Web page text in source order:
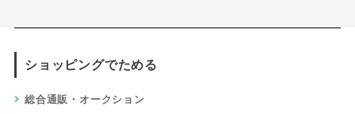
ショッピングでためる
総合通販・オークション